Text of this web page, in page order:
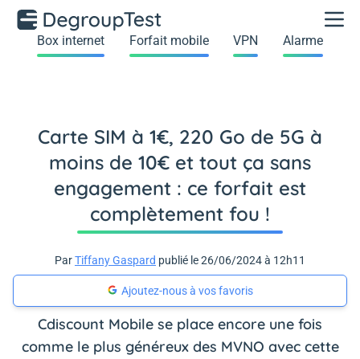
Box internet Forfait mobile VPN Alarme
Carte SIM à 1€, 220 Go de 5G à
moins de 10€ et tout ça sans
engagement : ce forfait est
complètement fou !
ParTiffany Gaspard publié le 26/06/2024 à 12h11
Ajoutez-nous à vos favoris
Cdiscount Mobile se place encore une fois
comme le plus généreux des MVNO avec cette